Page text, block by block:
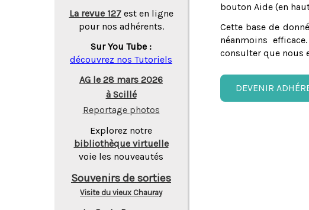
bouton Aide (en
Cette base de
néanmoins
consulter que nous
DEVENIR
La revue 127 est en ligne
pour nos adhérents.
Sur You Tube :
découvrez nos Tutoriels
AG le 28 mars 2026
à Scillé
Reportage photos
Explorez notre
bibliothèque virtuelle
voie les nouveautés
Souvenirs de sorties
Visite du vieux Chauray